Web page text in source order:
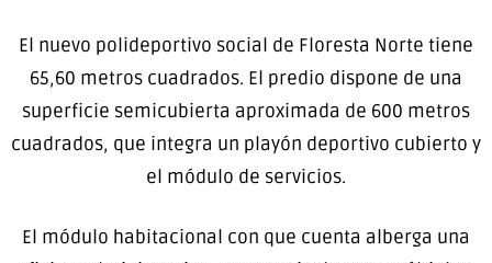
El nuevo polideportivo social de Floresta Norte tiene
65,60 metros cuadrados. El predio dispone de una
superficie semicubierta aproximada de 600 metros
cuadrados, que integra un playón deportivo cubierto y
el módulo de servicios.
El módulo habitacional con que cuenta alberga una